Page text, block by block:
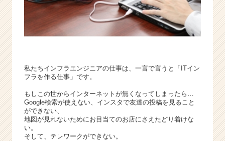
私たちインフラエンジニアの仕事は、一言で言うと「ITイン
フラを作る仕事」です。
もしこの世からインターネットが無くなってしまったら…
Google検索が使えない、インスタで友達の投稿を見ること
ができない、
地図が見れないためにお目当てのお店にさえたどり着けな
い。
そして、テレワークができない。